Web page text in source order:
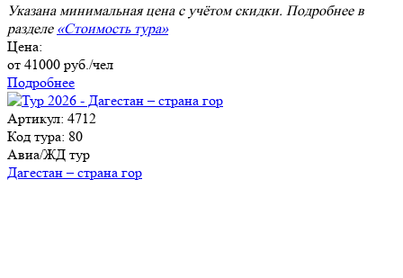
Указана минимальная цена с учётом скидки. Подробнее в
разделе «Стоимость тура»
Цена:
от 41000 руб./чел
Подробнее
Артикул: 4712
Код тура: 80
Авиа/ЖД тур
Дагестан – страна гор